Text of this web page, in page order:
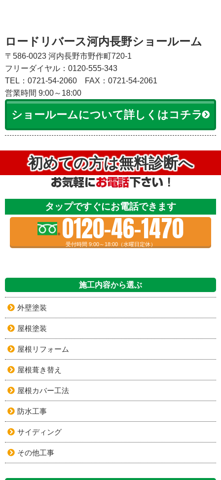
ロードリバース河内長野ショールーム
〒586-0023 河内長野市野作町720-1
フリーダイヤル：0120-555-343
TEL：0721-54-2060
FAX：0721-54-2061
営業時間 9:00～18:00
ショールームについて詳しくはコチラ
初めての方は無料診断へ
タップですぐにお電話できます
0120-46-1470
受付時間 9:00～18:00（水曜日定休）
施工内容から選ぶ
外壁塗装
屋根塗装
屋根リフォーム
屋根葺き替え
屋根カバー工法
防水工事
サイディング
その他工事